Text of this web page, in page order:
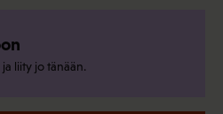
liity jo tänään.